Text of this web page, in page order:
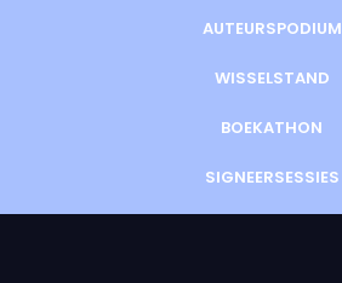
AUTEURSPODIUM
WISSELSTAND
BOEKATHON
SIGNEERSESSIES